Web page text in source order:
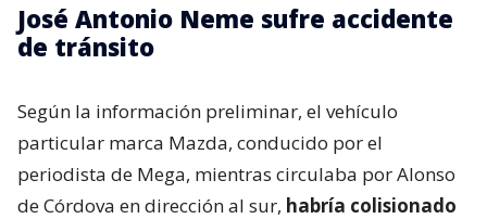
José Antonio Neme sufre accidente
de tránsito
Según la información preliminar, el vehículo
particular marca Mazda, conducido por el
periodista de Mega, mientras circulaba por Alonso
de Córdova en dirección al sur, habría colisionado